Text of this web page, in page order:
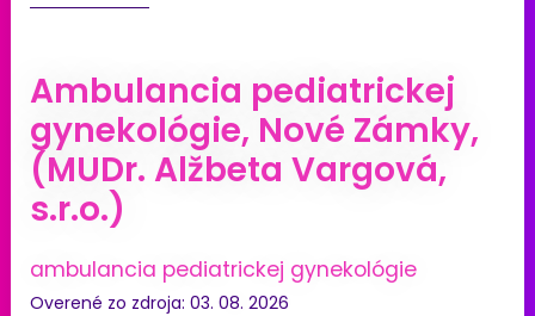
Ambulancia pediatrickej
gynekológie, Nové Zámky,
(MUDr. Alžbeta Vargová,
s.r.o.)
ambulancia pediatrickej gynekológie
Overené zo zdroja: 03. 08. 2026